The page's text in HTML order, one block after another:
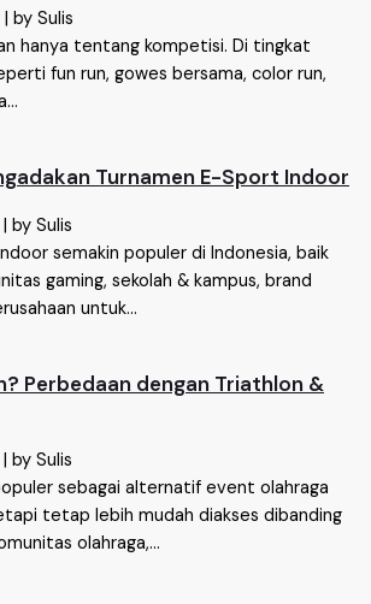
by Sulis
hanya tentang kompetisi. Di tingkat
fun run, gowes bersama, color run,
Turnamen E-Sport Indoor
by Sulis
semakin populer di Indonesia, baik
gaming, sekolah & kampus, brand
untuk...
Perbedaan dengan Triathlon &
by Sulis
sebagai alternatif event olahraga
tetap lebih mudah diakses dibanding
olahraga,...